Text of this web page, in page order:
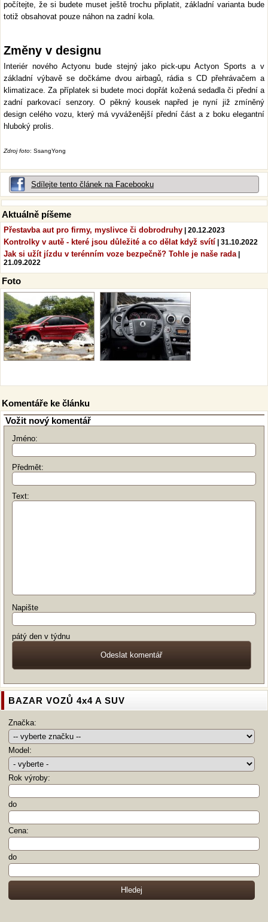
počítejte, že si budete muset ještě trochu připlatit, základní varianta bude
totiž obsahovat pouze náhon na zadní kola.
Změny v designu
Interiér nového Actyonu bude stejný jako pick-upu Actyon Sports a v
základní výbavě se dočkáme dvou airbagů, rádia s CD přehrávačem a
klimatizace. Za příplatek si budete moci dopřát kožená sedadla či přední a
zadní parkovací senzory. O pěkný kousek napřed je nyní již zmíněný
design celého vozu, který má vyváženější přední část a z boku elegantní
hluboký prolis.
Zdroj foto: SsangYong
Sdílejte tento článek na Facebooku
Aktuálně píšeme
Přestavba aut pro firmy, myslivce či dobrodruhy | 20.12.2023
Kontrolky v autě - které jsou důležité a co dělat když svítí | 31.10.2022
Jak si užít jízdu v terénním voze bezpečně? Tohle je naše rada|
21.09.2022
Foto
Komentáře ke článku
Vožit nový komentář
Jméno:
Předmět:
Text:
Napište
pátý den v týdnu
BAZAR VOZŮ 4x4 A SUV
Značka:
Model:
Rok výroby:
do
Cena:
do